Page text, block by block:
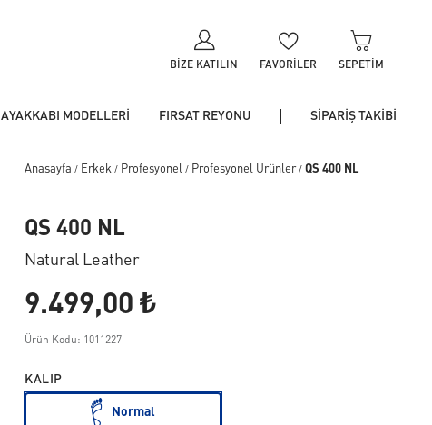
BIZE KATILIN FAVORILER SEPETIM
AYAKKABI MODELLERİ FIRSAT REYONU SİPARİŞ TAKİBİ
Anasayfa / Erkek / Profesyonel / Profesyonel Ürünler / QS 400 NL
QS 400 NL
Natural Leather
9.499,00 ₺
Ürün Kodu: 1011227
KALIP
Normal